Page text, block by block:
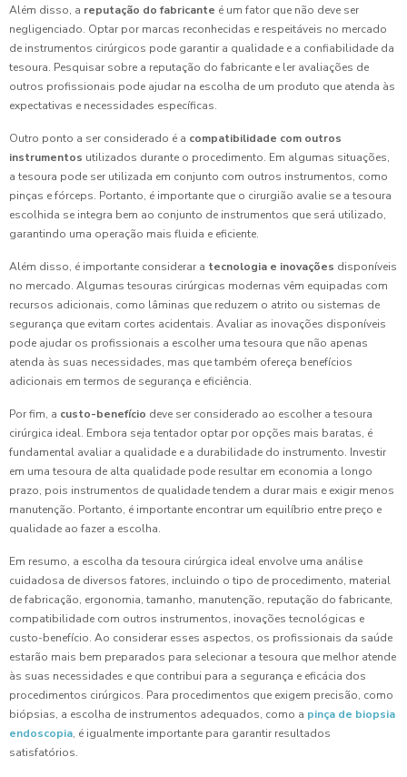
Além disso, a reputação do fabricante é um fator que não deve ser
negligenciado. Optar por marcas reconhecidas e respeitáveis no mercado
de instrumentos cirúrgicos pode garantir a qualidade e a confiabilidade da
tesoura. Pesquisar sobre a reputação do fabricante e ler avaliações de
outros profissionais pode ajudar na escolha de um produto que atenda às
expectativas e necessidades específicas.
Outro ponto a ser considerado é a compatibilidade com outros
instrumentos utilizados durante o procedimento. Em algumas situações,
a tesoura pode ser utilizada em conjunto com outros instrumentos, como
pinças e fórceps. Portanto, é importante que o cirurgião avalie se a tesoura
escolhida se integra bem ao conjunto de instrumentos que será utilizado,
garantindo uma operação mais fluida e eficiente.
Além disso, é importante considerar a tecnologia e inovações disponíveis
no mercado. Algumas tesouras cirúrgicas modernas vêm equipadas com
recursos adicionais, como lâminas que reduzem o atrito ou sistemas de
segurança que evitam cortes acidentais. Avaliar as inovações disponíveis
pode ajudar os profissionais a escolher uma tesoura que não apenas
atenda às suas necessidades, mas que também ofereça benefícios
adicionais em termos de segurança e eficiência.
Por fim, a custo-benefício deve ser considerado ao escolher a tesoura
cirúrgica ideal. Embora seja tentador optar por opções mais baratas, é
fundamental avaliar a qualidade e a durabilidade do instrumento. Investir
em uma tesoura de alta qualidade pode resultar em economia a longo
prazo, pois instrumentos de qualidade tendem a durar mais e exigir menos
manutenção. Portanto, é importante encontrar um equilíbrio entre preço e
qualidade ao fazer a escolha.
Em resumo, a escolha da tesoura cirúrgica ideal envolve uma análise
cuidadosa de diversos fatores, incluindo o tipo de procedimento, material
de fabricação, ergonomia, tamanho, manutenção, reputação do fabricante,
compatibilidade com outros instrumentos, inovações tecnológicas e
custo-benefício. Ao considerar esses aspectos, os profissionais da saúde
estarão mais bem preparados para selecionar a tesoura que melhor atende
às suas necessidades e que contribui para a segurança e eficácia dos
procedimentos cirúrgicos. Para procedimentos que exigem precisão, como
biópsias, a escolha de instrumentos adequados, como a pinça de biopsia
endoscopia, é igualmente importante para garantir resultados
satisfatórios.